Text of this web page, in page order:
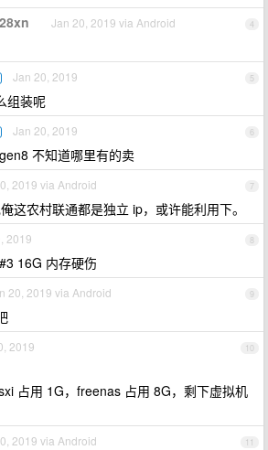
4
Jan 20, 2019 via Android
5
Jan 20, 2019
组装呢
6
Jan 20, 2019
gen8 不知道哪里有的卖
7
2019 via Android
这农村联通都是独立 ip，或许能利用下。
8
2019
#3 16G 内存硬伤
9
20, 2019 via Android
10
2019
占用 1G，freenas 占用 8G，剩下虚拟机
11
2019 via Android